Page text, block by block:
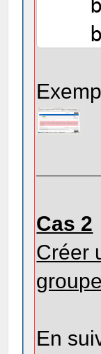
}
Cas 2
Créer
groupe
En